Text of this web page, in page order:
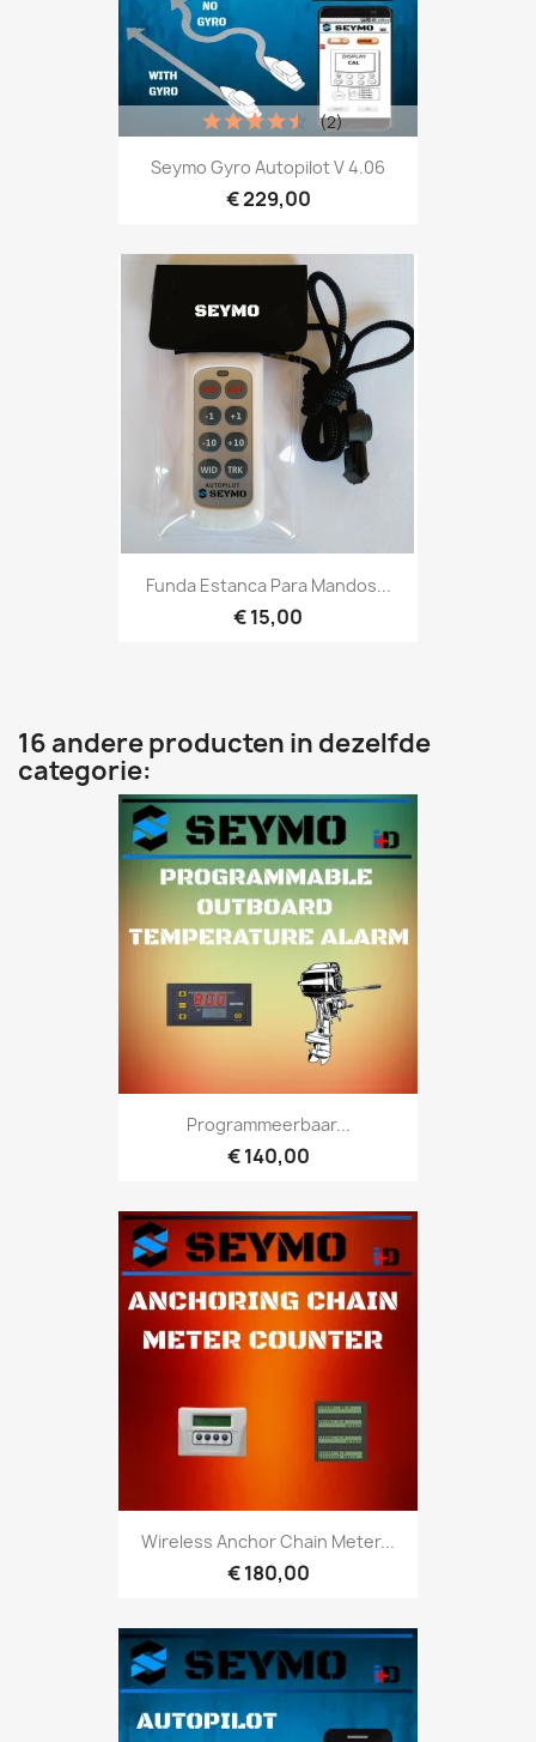
Seymo Gyro Autopilot V 4.06
€ 229,00
(2)
Funda Estanca Para Mandos...
€ 15,00
16 andere producten in dezelfde
categorie:
Programmeerbaar...
€ 140,00
Wireless Anchor Chain Meter...
€ 180,00